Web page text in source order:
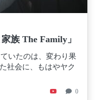
族 The Family」
いたのは、変わり果
社会に、もはやヤク
0